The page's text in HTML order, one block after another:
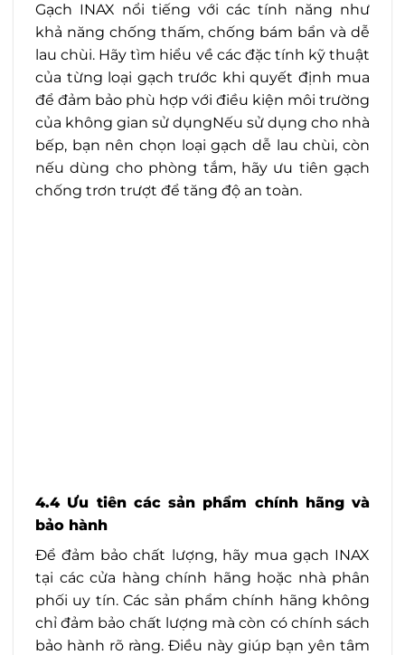
Gạch INAX nổi tiếng với các tính năng như
khả năng chống thấm, chống bám bẩn và dễ
lau chùi. Hãy tìm hiểu về các đặc tính kỹ thuật
của từng loại gạch trước khi quyết định mua
để đảm bảo phù hợp với điều kiện môi trường
của không gian sử dụngNếu sử dụng cho nhà
bếp, bạn nên chọn loại gạch dễ lau chùi, còn
nếu dùng cho phòng tắm, hãy ưu tiên gạch
chống trơn trượt để tăng độ an toàn.
4.4 Ưu tiên các sản phẩm chính hãng và
bảo hành
Để đảm bảo chất lượng, hãy mua gạch INAX
tại các cửa hàng chính hãng hoặc nhà phân
phối uy tín. Các sản phẩm chính hãng không
chỉ đảm bảo chất lượng mà còn có chính sách
bảo hành rõ ràng. Điều này giúp bạn yên tâm